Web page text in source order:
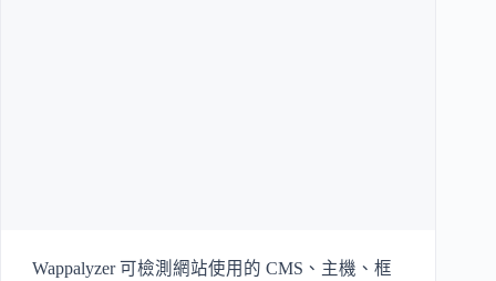
Wappalyzer 可檢測網站使用的 CMS、主機、框